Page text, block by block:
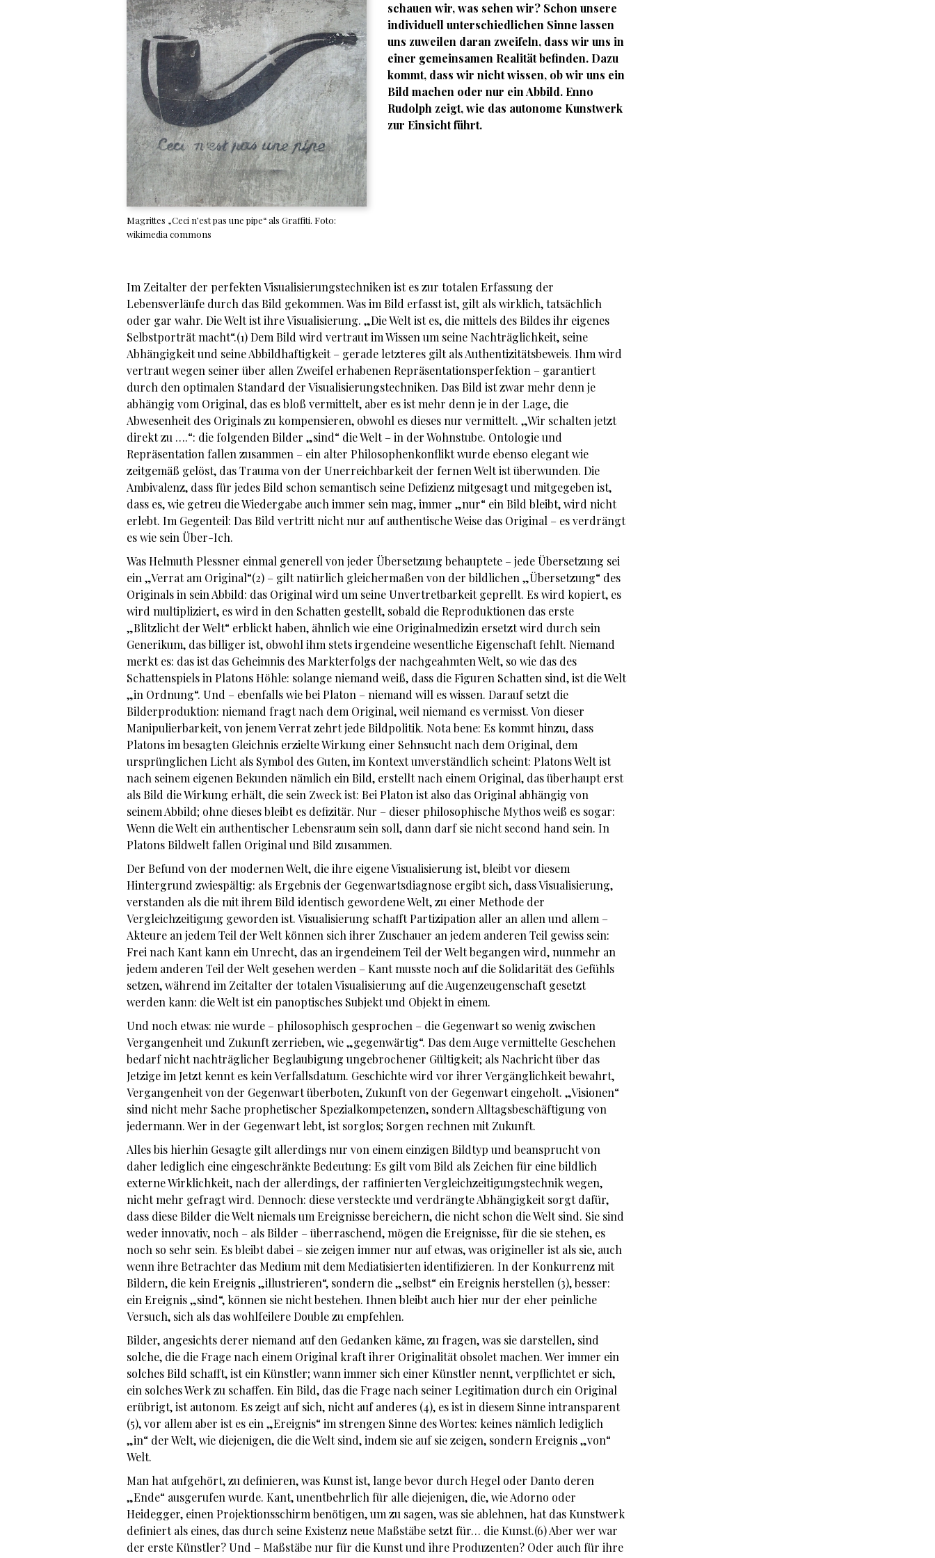
Magrittes „Ceci n’est pas une pipe“ als Graffiti. Foto:
wikimedia commons
schauen wir, was sehen wir? Schon unsere
individuell unterschiedlichen Sinne lassen
uns zuweilen daran zweifeln, dass wir uns in
einer gemeinsamen Realität befinden. Dazu
kommt, dass wir nicht wissen, ob wir uns ein
Bild machen oder nur ein Abbild. Enno
Rudolph zeigt, wie das autonome Kunstwerk
zur Einsicht führt.
Im Zeitalter der perfekten Visualisierungstechniken ist es zur totalen Erfassung der
Lebensverläufe durch das Bild gekommen. Was im Bild erfasst ist, gilt als wirklich, tatsächlich
oder gar wahr. Die Welt ist ihre Visualisierung. „Die Welt ist es, die mittels des Bildes ihr eigenes
Selbstporträt macht“.(1) Dem Bild wird vertraut im Wissen um seine Nachträglichkeit, seine
Abhängigkeit und seine Abbildhaftigkeit – gerade letzteres gilt als Authentizitätsbeweis. Ihm wird
vertraut wegen seiner über allen Zweifel erhabenen Repräsentationsperfektion – garantiert
durch den optimalen Standard der Visualisierungstechniken. Das Bild ist zwar mehr denn je
abhängig vom Original, das es bloß vermittelt, aber es ist mehr denn je in der Lage, die
Abwesenheit des Originals zu kompensieren, obwohl es dieses nur vermittelt. „Wir schalten jetzt
direkt zu ….“: die folgenden Bilder „sind“ die Welt – in der Wohnstube. Ontologie und
Repräsentation fallen zusammen – ein alter Philosophenkonflikt wurde ebenso elegant wie
zeitgemäß gelöst, das Trauma von der Unerreichbarkeit der fernen Welt ist überwunden. Die
Ambivalenz, dass für jedes Bild schon semantisch seine Defizienz mitgesagt und mitgegeben ist,
dass es, wie getreu die Wiedergabe auch immer sein mag, immer „nur“ ein Bild bleibt, wird nicht
erlebt. Im Gegenteil: Das Bild vertritt nicht nur auf authentische Weise das Original – es verdrängt
es wie sein Über-Ich.
Was Helmuth Plessner einmal generell von jeder Übersetzung behauptete – jede Übersetzung sei
ein „Verrat am Original“(2) – gilt natürlich gleichermaßen von der bildlichen „Übersetzung“ des
Originals in sein Abbild: das Original wird um seine Unvertretbarkeit geprellt. Es wird kopiert, es
wird multipliziert, es wird in den Schatten gestellt, sobald die Reproduktionen das erste
„Blitzlicht der Welt“ erblickt haben, ähnlich wie eine Originalmedizin ersetzt wird durch sein
Generikum, das billiger ist, obwohl ihm stets irgendeine wesentliche Eigenschaft fehlt. Niemand
merkt es: das ist das Geheimnis des Markterfolgs der nachgeahmten Welt, so wie das des
Schattenspiels in Platons Höhle: solange niemand weiß, dass die Figuren Schatten sind, ist die Welt
„in Ordnung“. Und – ebenfalls wie bei Platon – niemand will es wissen. Darauf setzt die
Bilderproduktion: niemand fragt nach dem Original, weil niemand es vermisst. Von dieser
Manipulierbarkeit, von jenem Verrat zehrt jede Bildpolitik. Nota bene: Es kommt hinzu, dass
Platons im besagten Gleichnis erzielte Wirkung einer Sehnsucht nach dem Original, dem
ursprünglichen Licht als Symbol des Guten, im Kontext unverständlich scheint: Platons Welt ist
nach seinem eigenen Bekunden nämlich ein Bild, erstellt nach einem Original, das überhaupt erst
als Bild die Wirkung erhält, die sein Zweck ist: Bei Platon ist also das Original abhängig von
seinem Abbild; ohne dieses bleibt es defizitär. Nur – dieser philosophische Mythos weiß es sogar:
Wenn die Welt ein authentischer Lebensraum sein soll, dann darf sie nicht second hand sein. In
Platons Bildwelt fallen Original und Bild zusammen.
Der Befund von der modernen Welt, die ihre eigene Visualisierung ist, bleibt vor diesem
Hintergrund zwiespältig: als Ergebnis der Gegenwartsdiagnose ergibt sich, dass Visualisierung,
verstanden als die mit ihrem Bild identisch gewordene Welt, zu einer Methode der
Vergleichzeitigung geworden ist. Visualisierung schafft Partizipation aller an allen und allem –
Akteure an jedem Teil der Welt können sich ihrer Zuschauer an jedem anderen Teil gewiss sein:
Frei nach Kant kann ein Unrecht, das an irgendeinem Teil der Welt begangen wird, nunmehr an
jedem anderen Teil der Welt gesehen werden – Kant musste noch auf die Solidarität des Gefühls
setzen, während im Zeitalter der totalen Visualisierung auf die Augenzeugenschaft gesetzt
werden kann: die Welt ist ein panoptisches Subjekt und Objekt in einem.
Und noch etwas: nie wurde – philosophisch gesprochen – die Gegenwart so wenig zwischen
Vergangenheit und Zukunft zerrieben, wie „gegenwärtig“. Das dem Auge vermittelte Geschehen
bedarf nicht nachträglicher Beglaubigung ungebrochener Gültigkeit; als Nachricht über das
Jetzige im Jetzt kennt es kein Verfallsdatum. Geschichte wird vor ihrer Vergänglichkeit bewahrt,
Vergangenheit von der Gegenwart überboten, Zukunft von der Gegenwart eingeholt. „Visionen“
sind nicht mehr Sache prophetischer Spezialkompetenzen, sondern Alltagsbeschäftigung von
jedermann. Wer in der Gegenwart lebt, ist sorglos; Sorgen rechnen mit Zukunft.
Alles bis hierhin Gesagte gilt allerdings nur von einem einzigen Bildtyp und beansprucht von
daher lediglich eine eingeschränkte Bedeutung: Es gilt vom Bild als Zeichen für eine bildlich
externe Wirklichkeit, nach der allerdings, der raffinierten Vergleichzeitigungstechnik wegen,
nicht mehr gefragt wird. Dennoch: diese versteckte und verdrängte Abhängigkeit sorgt dafür,
dass diese Bilder die Welt niemals um Ereignisse bereichern, die nicht schon die Welt sind. Sie sind
weder innovativ, noch – als Bilder – überraschend, mögen die Ereignisse, für die sie stehen, es
noch so sehr sein. Es bleibt dabei – sie zeigen immer nur auf etwas, was origineller ist als sie, auch
wenn ihre Betrachter das Medium mit dem Mediatisierten identifizieren. In der Konkurrenz mit
Bildern, die kein Ereignis „illustrieren“, sondern die „selbst“ ein Ereignis herstellen (3), besser:
ein Ereignis „sind“, können sie nicht bestehen. Ihnen bleibt auch hier nur der eher peinliche
Versuch, sich als das wohlfeilere Double zu empfehlen.
Bilder, angesichts derer niemand auf den Gedanken käme, zu fragen, was sie darstellen, sind
solche, die die Frage nach einem Original kraft ihrer Originalität obsolet machen. Wer immer ein
solches Bild schafft, ist ein Künstler; wann immer sich einer Künstler nennt, verpflichtet er sich,
ein solches Werk zu schaffen. Ein Bild, das die Frage nach seiner Legitimation durch ein Original
erübrigt, ist autonom. Es zeigt auf sich, nicht auf anderes (4), es ist in diesem Sinne intransparent
(5), vor allem aber ist es ein „Ereignis“ im strengen Sinne des Wortes: keines nämlich lediglich
„in“ der Welt, wie diejenigen, die die Welt sind, indem sie auf sie zeigen, sondern Ereignis „von“
Welt.
Man hat aufgehört, zu definieren, was Kunst ist, lange bevor durch Hegel oder Danto deren
„Ende“ ausgerufen wurde. Kant, unentbehrlich für alle diejenigen, die, wie Adorno oder
Heidegger, einen Projektionsschirm benötigen, um zu sagen, was sie ablehnen, hat das Kunstwerk
definiert als eines, das durch seine Existenz neue Maßstäbe setzt für… die Kunst.(6) Aber wer war
der erste Künstler? Und – Maßstäbe nur für die Kunst und ihre Produzenten? Oder auch für ihre